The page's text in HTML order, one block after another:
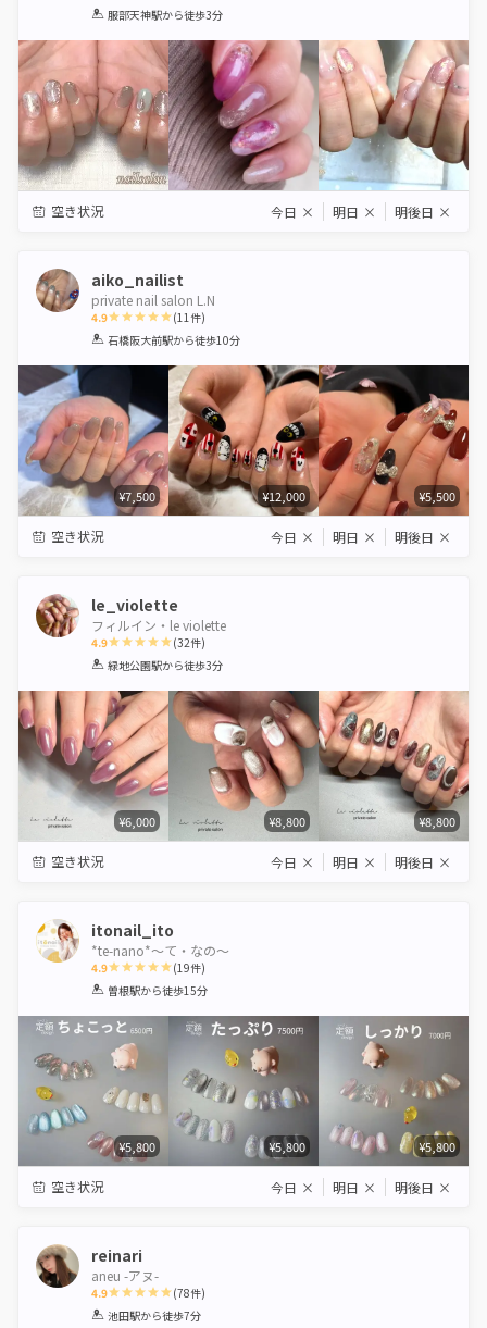
1 2 3 4 5
服部天神駅から徒歩3分
空き状況 今日 × 明日 × 明後日 ×
aiko_nailist
private nail salon L.N
4.9
1 2 3 4 5
(11件)
石橋阪大前駅から徒歩10分
¥7,500 ¥12,000 ¥5,500
空き状況 今日 × 明日 × 明後日 ×
le_violette
フィルイン・le violette
4.9
1 2 3 4 5
(32件)
緑地公園駅から徒歩3分
¥6,000 ¥8,800 ¥8,800
空き状況 今日 × 明日 × 明後日 ×
itonail_ito
*te-nano*〜て・なの〜
4.9
1 2 3 4 5
(19件)
曽根駅から徒歩15分
¥5,800 ¥5,800 ¥5,800
空き状況 今日 × 明日 × 明後日 ×
reinari
aneu -アヌ-
4.9
1 2 3 4 5
(78件)
池田駅から徒歩7分